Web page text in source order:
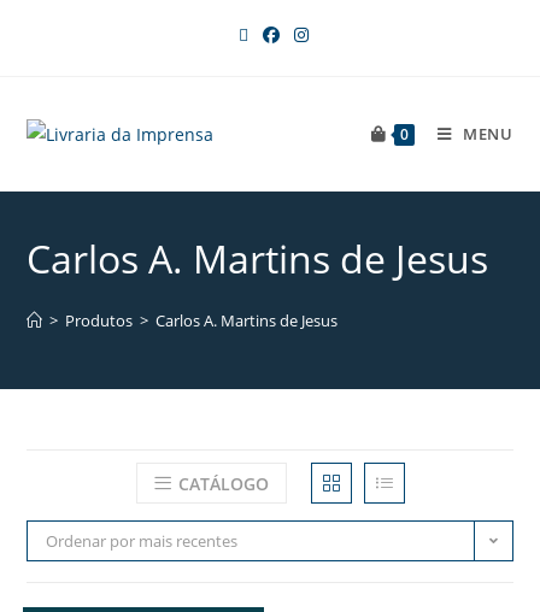
0 MENU
Carlos A. Martins de Jesus
> Produtos > Carlos A. Martins de Jesus
CATÁLOGO
Ordenar por mais recentes